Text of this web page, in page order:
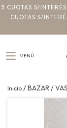
3 CUOTAS S/
CUOTAS S/
MENÚ
Inicio /BAZAR/